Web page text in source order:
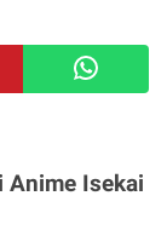
Anime Isekai